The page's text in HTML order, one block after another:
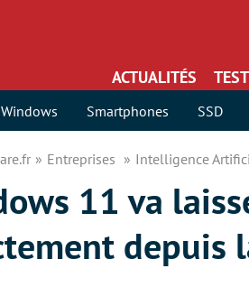
ACTUALITÉS
Windows Smartphones SSD
Entreprises Intelligence
11 va
depuis